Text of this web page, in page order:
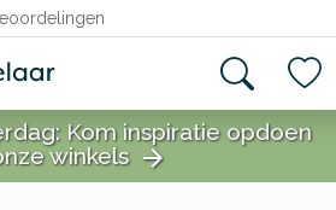
close
Kom inspiratie opdoen
winkels arrow_forward